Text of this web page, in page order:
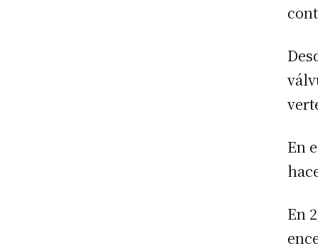
En
En